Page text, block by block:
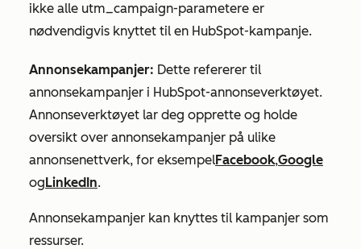
ikke alle utm_campaign-parametere er
nødvendigvis knyttet til en HubSpot-kampanje.
Annonsekampanjer: Dette refererer til
annonsekampanjer i HubSpot-annonseverktøyet.
Annonseverktøyet lar deg opprette og holde
oversikt over annonsekampanjer på ulike
annonsenettverk, for eksempelFacebook,Google
ogLinkedIn.
Annonsekampanjer kan knyttes til kampanjer som
ressurser.